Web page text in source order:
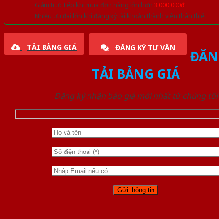
Giảm trực tiếp khi mua đơn hàng lớn hơn 3.000.000đ
Nhiều ưu đãi lớn khi đăng ký tài khoản thành viên thân thiết
TẢI BẢNG GIÁ ĐĂNG KÝ TƯ VẤN
TẢI BẢNG GIÁ
Đăng ký nhận báo giá mới nhất từ chúng tôi